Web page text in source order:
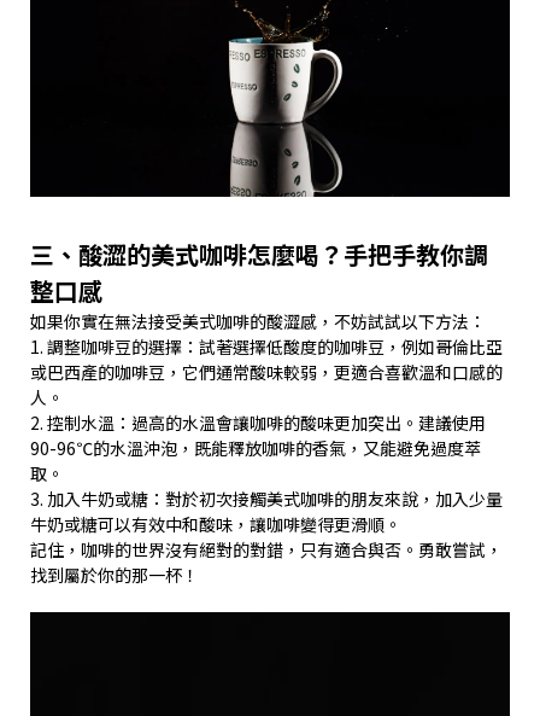
三、酸澀的美式咖啡怎麼喝？手把手教你調
整口感
如果你實在無法接受美式咖啡的酸澀感，不妨試試以下方法：
1. 調整咖啡豆的選擇：試著選擇低酸度的咖啡豆，例如哥倫比亞
或巴西產的咖啡豆，它們通常酸味較弱，更適合喜歡溫和口感的
人。
2. 控制水溫：過高的水溫會讓咖啡的酸味更加突出。建議使用
90-96℃的水溫沖泡，既能釋放咖啡的香氣，又能避免過度萃
取。
3. 加入牛奶或糖：對於初次接觸美式咖啡的朋友來說，加入少量
牛奶或糖可以有效中和酸味，讓咖啡變得更滑順。
記住，咖啡的世界沒有絕對的對錯，只有適合與否。勇敢嘗試，
找到屬於你的那一杯！